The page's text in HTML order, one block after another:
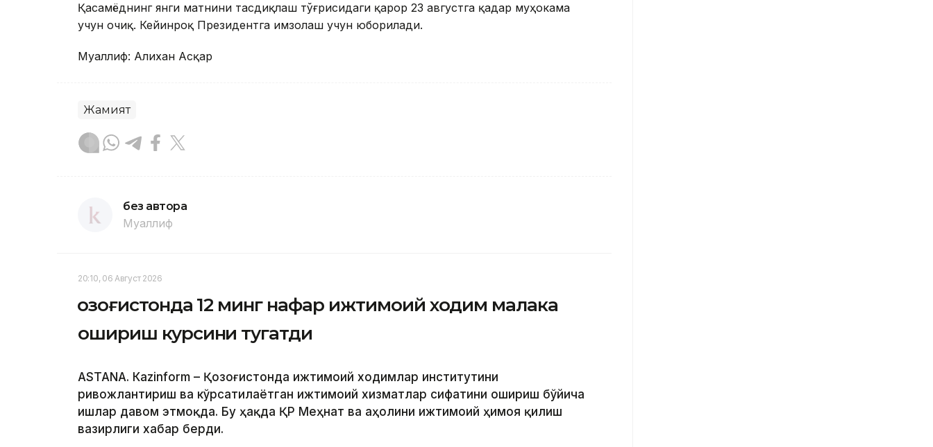
Қасамёднинг янги матнини тасдиқлаш тўғрисидаги қарор 23 августга қадар муҳокама
учун очиқ. Кейинроқ Президентга имзолаш учун юборилади.
Муаллиф: Алихан Асқар
Жамият
без автора
Муаллиф
20:10, 06 Август 2026
Қозоғистонда 12 минг нафар ижтимоий ходим малака
ошириш курсини тугатди
ASTANА. Кazinform – Қозоғистонда ижтимоий ходимлар институтини
ривожлантириш ва кўрсатилаётган ижтимоий хизматлар сифатини ошириш бўйича
ишлар давом этмоқда. Бу ҳақда ҚР Меҳнат ва аҳолини ижтимоий ҳимоя қилиш
вазирлиги хабар берди.